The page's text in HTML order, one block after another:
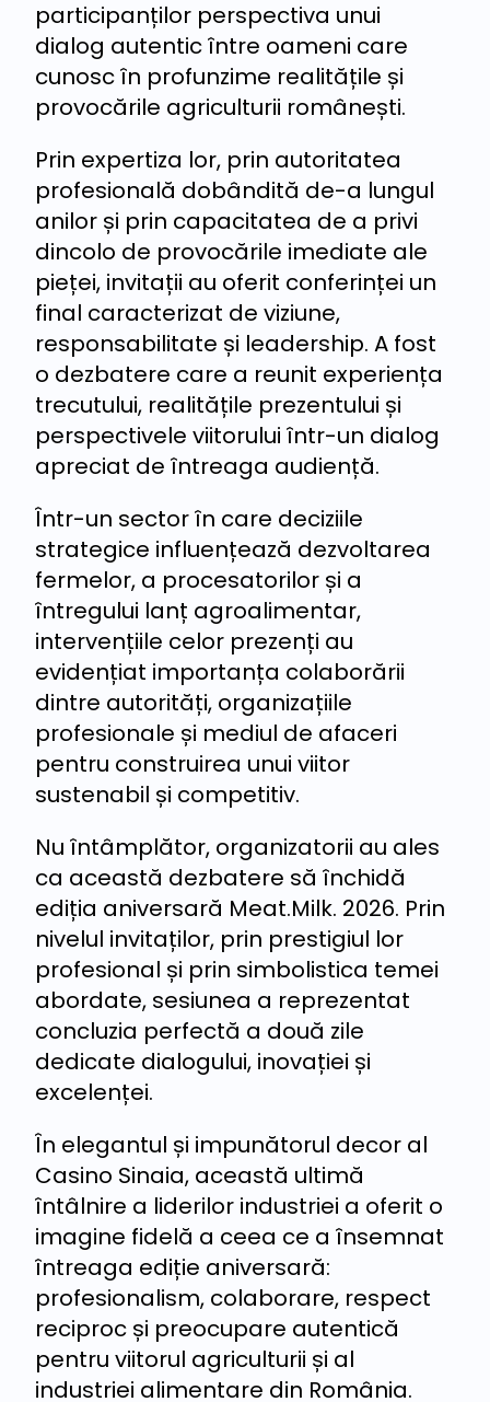
participanților perspectiva unui
dialog autentic între oameni care
cunosc în profunzime realitățile și
provocările agriculturii românești.
Prin expertiza lor, prin autoritatea
profesională dobândită de-a lungul
anilor și prin capacitatea de a privi
dincolo de provocările imediate ale
pieței, invitații au oferit conferinței un
final caracterizat de viziune,
responsabilitate și leadership. A fost
o dezbatere care a reunit experiența
trecutului, realitățile prezentului și
perspectivele viitorului într-un dialog
apreciat de întreaga audiență.
Într-un sector în care deciziile
strategice influențează dezvoltarea
fermelor, a procesatorilor și a
întregului lanț agroalimentar,
intervențiile celor prezenți au
evidențiat importanța colaborării
dintre autorități, organizațiile
profesionale și mediul de afaceri
pentru construirea unui viitor
sustenabil și competitiv.
Nu întâmplător, organizatorii au ales
ca această dezbatere să închidă
ediția aniversară Meat.Milk. 2026. Prin
nivelul invitaților, prin prestigiul lor
profesional și prin simbolistica temei
abordate, sesiunea a reprezentat
concluzia perfectă a două zile
dedicate dialogului, inovației și
excelenței.
În elegantul și impunătorul decor al
Casino Sinaia, această ultimă
întâlnire a liderilor industriei a oferit o
imagine fidelă a ceea ce a însemnat
întreaga ediție aniversară:
profesionalism, colaborare, respect
reciproc și preocupare autentică
pentru viitorul agriculturii și al
industriei alimentare din România.